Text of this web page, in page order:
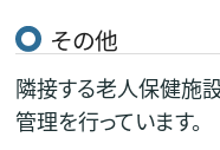
その他
隣接する老人保健施
管理を行っています。